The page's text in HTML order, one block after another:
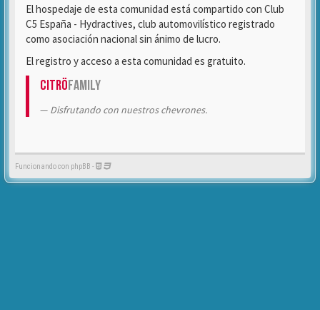
El hospedaje de esta comunidad está compartido con Club
C5 España - Hydractives, club automovilístico registrado
como asociación nacional sin ánimo de lucro.
El registro y acceso a esta comunidad es gratuito.
CitröFamily
Disfrutando con nuestros chevrones.
Funcionando con phpBB -